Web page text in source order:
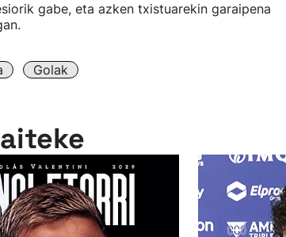
gabe, eta azken txistuarekin garaipena
Golak